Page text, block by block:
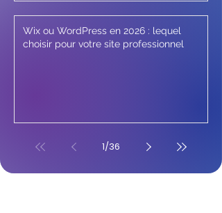
Wix ou WordPress en 2026 : lequel
choisir pour votre site professionnel
1/36